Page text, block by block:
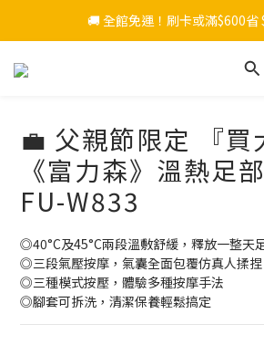
🚚 全館免運！刷卡或滿$600省
💼 父親節限定 『買
《富力森》溫熱足
FU-W833
◎40°C及45°C兩段溫敷舒緩，釋放一整天
◎三段氣壓按摩，氣囊全面包覆仿真人揉捏
◎三種模式按壓，體驗多種按摩手法
◎腳套可拆洗，清潔保養輕鬆搞定